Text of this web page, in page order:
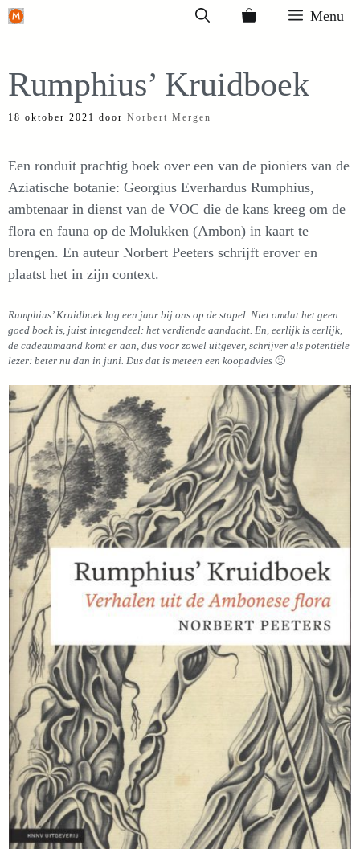
Ga
inhoud
Menu
Rumphius’ Kruidboek
18 oktober 2021 door Norbert Mergen
Een ronduit prachtig boek over een van de pioniers van de
Aziatische botanie: Georgius Everhardus Rumphius,
ambtenaar in dienst van de VOC die de kans kreeg om de
flora en fauna op de Molukken (Ambon) in kaart te
brengen. En auteur Norbert Peeters schrijft erover en
plaatst het in zijn context.
Rumphius’ Kruidboek lag een jaar bij ons op de stapel. Niet omdat het geen
goed boek is, juist integendeel: het verdiende aandacht. En, eerlijk is eerlijk,
de cadeaumaand komt er aan, dus voor zowel uitgever, schrijver als potentiële
lezer: beter nu dan in juni. Dus dat is meteen een koopadvies 🙂